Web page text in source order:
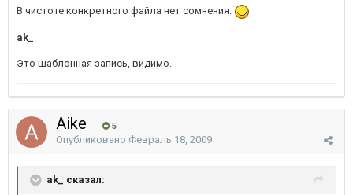
В чистоте конкретного файла нет сомнения.
ak_
Это шаблонная запись, видимо.
Aike 5
Опубликовано Февраль 18, 2009
ak_ сказал: